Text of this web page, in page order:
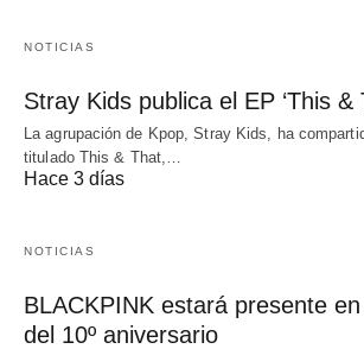
NOTICIAS
Stray Kids publica el EP ‘This &
La agrupación de Kpop, Stray Kids, ha
titulado This & That,…
Hace 3 días
NOTICIAS
BLACKPINK estará presente
del 10º aniversario